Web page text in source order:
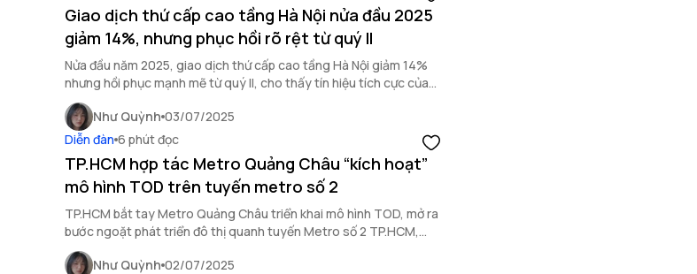
Giao dịch thứ cấp cao tầng Hà Nội nửa đầu 2025
giảm 14%, nhưng phục hồi rõ rệt từ quý II
Nửa đầu năm 2025, giao dịch thứ cấp cao tầng Hà Nội giảm 14%
nhưng hồi phục mạnh mẽ từ quý II, cho thấy tín hiệu tích cực của
thị trường.
Như Quỳnh 03/07/2025
Diễn đàn 6 phút đọc
TP.HCM hợp tác Metro Quảng Châu “kích hoạt”
mô hình TOD trên tuyến metro số 2
TP.HCM bắt tay Metro Quảng Châu triển khai mô hình TOD, mở ra
bước ngoặt phát triển đô thị quanh tuyến Metro số 2 TP.HCM,
thúc đẩy tăng trưởng bền vững.
Như Quỳnh 02/07/2025